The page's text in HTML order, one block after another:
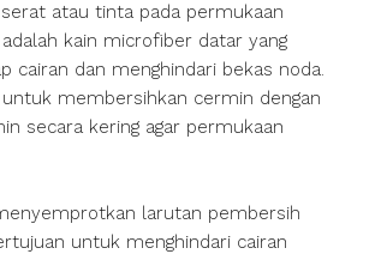
atau tinta pada permukaan
kain microfiber datar yang
cairan dan menghindari bekas noda.
membersihkan cermin dengan
secara kering agar permukaan
larutan pembersih
untuk menghindari cairan